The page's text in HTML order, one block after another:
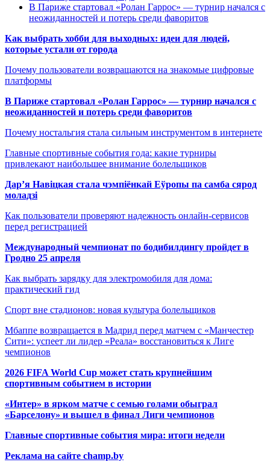
В Париже стартовал «Ролан Гаррос» — турнир начался с
неожиданностей и потерь среди фаворитов
Как выбрать хобби для выходных: идеи для людей,
которые устали от города
Почему пользователи возвращаются на знакомые цифровые
платформы
В Париже стартовал «Ролан Гаррос» — турнир начался с
неожиданностей и потерь среди фаворитов
Почему ностальгия стала сильным инструментом в интернете
Главные спортивные события года: какие турниры
привлекают наибольшее внимание болельщиков
Дар’я Навіцкая стала чэмпіёнкай Еўропы па самба сярод
моладзі
Как пользователи проверяют надежность онлайн-сервисов
перед регистрацией
Международный чемпионат по бодибилдингу пройдет в
Гродно 25 апреля
Как выбрать зарядку для электромобиля для дома:
практический гид
Спорт вне стадионов: новая культура болельщиков
Мбаппе возвращается в Мадрид перед матчем с «Манчестер
Сити»: успеет ли лидер «Реала» восстановиться к Лиге
чемпионов
2026 FIFA World Cup может стать крупнейшим
спортивным событием в истории
«Интер» в ярком матче с семью голами обыграл
«Барселону» и вышел в финал Лиги чемпионов
Главные спортивные события мира: итоги недели
Реклама на сайте champ.by